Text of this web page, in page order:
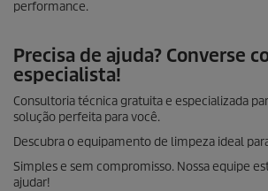
performance.
Precisa de ajuda? Converse
especialista!
Consultoria técnica gratuita e especializada
solução perfeita para você.
Descubra o equipamento de limpeza ideal
Simples e sem compromisso. Nossa equipe
ajudar!